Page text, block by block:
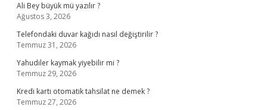
Ali Bey büyük mü yazılır ?
Ağustos 3, 2026
Telefondaki duvar kağıdı nasıl değiştirilir ?
Temmuz 31, 2026
Yahudiler kaymak yiyebilir mi ?
Temmuz 29, 2026
Kredi kartı otomatik tahsilat ne demek ?
Temmuz 27, 2026